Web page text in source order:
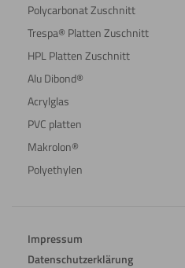
Polycarbonat Zuschnitt
Trespa® Platten Zuschnitt
HPL Platten Zuschnitt
Alu Dibond®
Acrylglas
PVC platten
Makrolon®
Polyethylen
Impressum
Datenschutzerklärung